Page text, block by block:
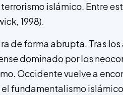
islámico. Entre
1998).
de forma abrupta. Tras
dominado por los
Occidente vuelve a
fundamentalismo